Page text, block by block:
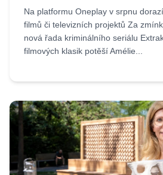
Na platformu Oneplay v srpnu
filmů či televizních projektů Za
nová řada kriminálního seriálu
filmových klasik potěší Amélie...